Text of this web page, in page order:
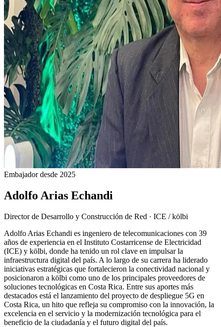
Embajador desde 2025
Adolfo Arias Echandi
Director de Desarrollo y Construcción de Red · ICE / kölbi
Adolfo Arias Echandi es ingeniero de telecomunicaciones con 39
años de experiencia en el Instituto Costarricense de Electricidad
(ICE) y kölbi, donde ha tenido un rol clave en impulsar la
infraestructura digital del país. A lo largo de su carrera ha liderado
iniciativas estratégicas que fortalecieron la conectividad nacional y
posicionaron a kölbi como uno de los principales proveedores de
soluciones tecnológicas en Costa Rica. Entre sus aportes más
destacados está el lanzamiento del proyecto de despliegue 5G en
Costa Rica, un hito que refleja su compromiso con la innovación, la
excelencia en el servicio y la modernización tecnológica para el
beneficio de la ciudadanía y el futuro digital del país.